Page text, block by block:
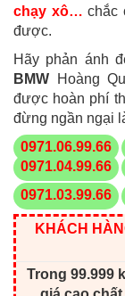
chạy xô… chắc
được.
Hãy phản ánh
BMW Hoàng
được hoàn phí
đừng ngần ngại
0971.06.99.66
0971.04.99.66
0971.03.99.66
KHÁCH
Trong 99.999